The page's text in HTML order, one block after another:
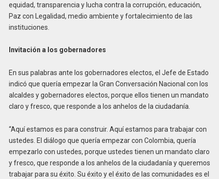
equidad, transparencia y lucha contra la corrupción, educación,
Paz con Legalidad, medio ambiente y fortalecimiento de las
instituciones.
Invitación a los gobernadores
En sus palabras ante los gobernadores electos, el Jefe de Estado
indicó que quería empezar la Gran Conversación Nacional con los
alcaldes y gobernadores electos, porque ellos tienen un mandato
claro y fresco, que responde a los anhelos de la ciudadanía.
“Aquí estamos es para construir. Aquí estamos para trabajar con
ustedes. El diálogo que quería empezar con Colombia, quería
empezarlo con ustedes, porque ustedes tienen un mandato claro
y fresco, que responde a los anhelos de la ciudadanía y queremos
trabajar para su éxito. Su éxito y el éxito de las comunidades es el